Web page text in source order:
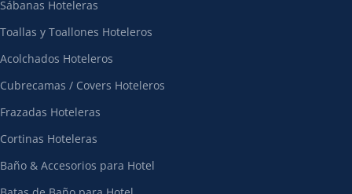
Sábanas Hoteleras
Toallas y Toallones Hoteleros
Acolchados Hoteleros
Cubrecamas / Covers Hoteleros
Frazadas Hoteleras
Cortinas Hoteleras
Baño & Accesorios para Hotel